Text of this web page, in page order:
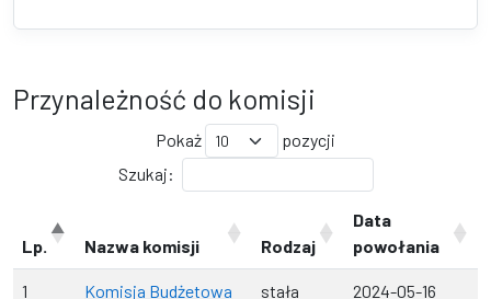
Przynależność do komisji
Pokaż
pozycji
Szukaj:
Lp. Nazwa komisji Rodzaj
Data
powołania
1 Komisja Budżetowa stała 2024-05-16